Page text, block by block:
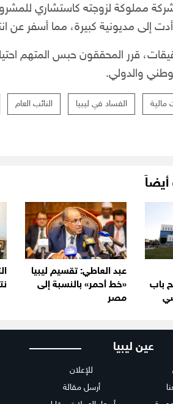
مملوكة لزوجته كاستشاري
إلى مديونية كبيرة، مما أسفر عن
قرر المحققون حبس المتهم
والدولي.
مالية الفساد في ليبيا النائب العام
باب
عبد العاطي: تقسيم ليبيا
«خط أحمر» بالنسبة إلى
مصر
عين ليبيا
للإعلان
أرسل مقالة